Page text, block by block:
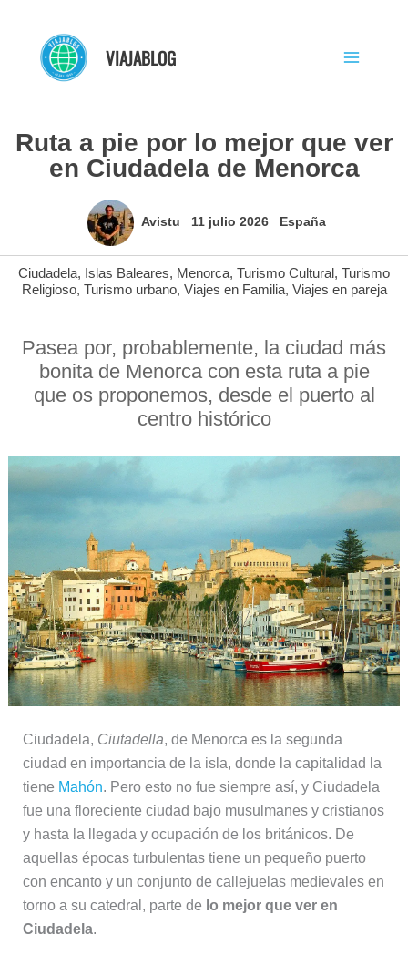
contenido
VIAJABLOG
Ruta a pie por lo mejor que ver
en Ciudadela de Menorca
Avistu 11 julio 2026 España
Ciudadela, Islas Baleares, Menorca, Turismo Cultural, Turismo
Religioso, Turismo urbano, Viajes en Familia, Viajes en pareja
Pasea por, probablemente, la ciudad más
bonita de Menorca con esta ruta a pie
que os proponemos, desde el puerto al
centro histórico
Ciudadela, Ciutadella, de Menorca es la segunda
ciudad en importancia de la isla, donde la capitalidad la
tiene Mahón. Pero esto no fue siempre así, y Ciudadela
fue una floreciente ciudad bajo musulmanes y cristianos
y hasta la llegada y ocupación de los británicos. De
aquellas épocas turbulentas tiene un pequeño puerto
con encanto y un conjunto de callejuelas medievales en
torno a su catedral, parte de lo mejor que ver en
Ciudadela.